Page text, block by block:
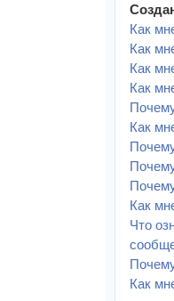
Как
Как
Как
Как
Как
Как
Что
Как